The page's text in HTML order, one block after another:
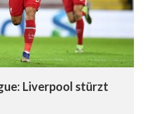
Liverpool stürzt